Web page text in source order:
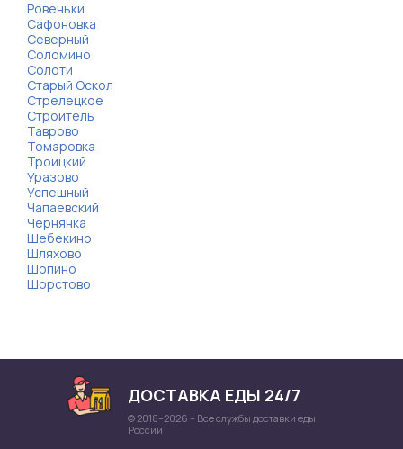
Ровеньки
Сафоновка
Северный
Соломино
Солоти
Старый Оскол
Стрелецкое
Строитель
Таврово
Томаровка
Троицкий
Уразово
Успешный
Чапаевский
Чернянка
Шебекино
Шляхово
Шопино
Шорстово
ДОСТАВКА ЕДЫ 24/7
© 2018–2026 – Все службы доставки еды
России